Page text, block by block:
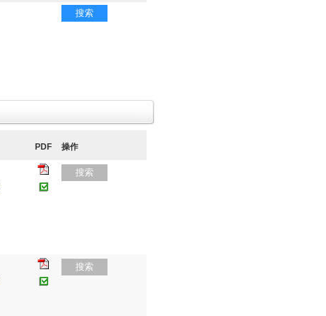
搜索
PDF 操作
搜索
搜索